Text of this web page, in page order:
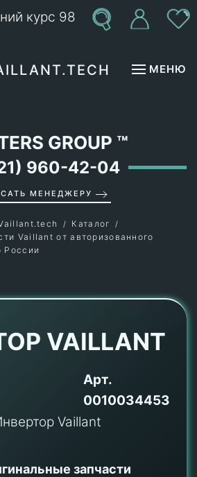
курс 98
МЕНЮ
GROUP ™
960-42-04
МЕНЕДЖЕРУ
Каталог
Vaillant от авторизованного
России
VAILLANT
Арт.
0010034453
запчасти